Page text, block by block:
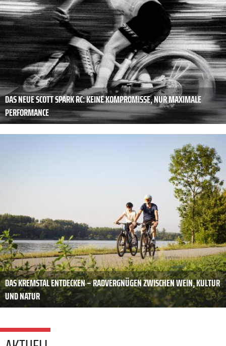
DAS NEUE SCOTT SPARK RC: KEINE KOMPROMISSE, NUR MAXIMALE
PERFORMANCE
DAS KREMSTAL ENTDECKEN – RADVERGNÜGEN ZWISCHEN WEIN, KULTUR
UND NATUR